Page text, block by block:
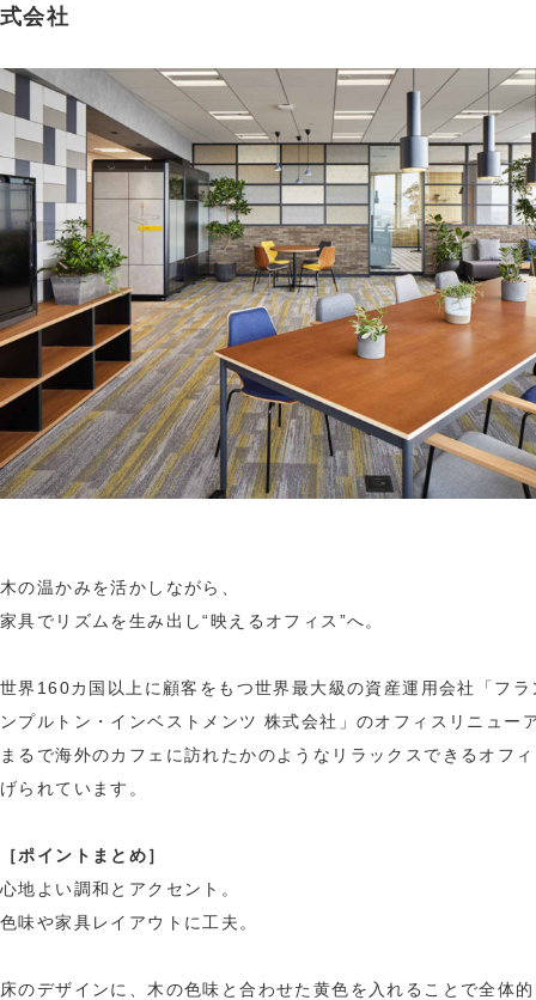
式会社
木の温かみを活かしながら、
家具でリズムを生み出し“映えるオフィス”へ。
世界160カ国以上に顧客をもつ世界最大級の資産運用会社「フ
ンプルトン・インベストメンツ 株式会社」のオフィスリニュー
まるで海外のカフェに訪れたかのようなリラックスできるオフ
げられています。
［ポイントまとめ］
心地よい調和とアクセント。
色味や家具レイアウトに工夫。
床のデザインに、木の色味と合わせた黄色を入れることで全体